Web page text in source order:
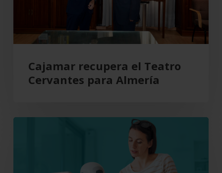
Cajamar recupera el Teatro
Cervantes para Almería